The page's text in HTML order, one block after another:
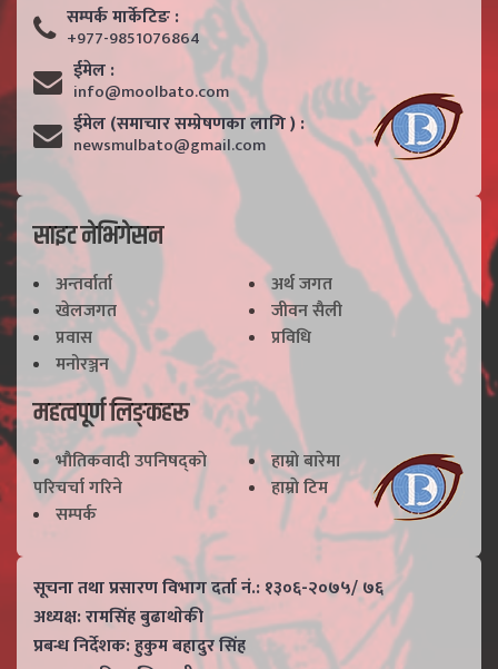
सम्पर्क मार्केटिङ :
+977-9851076864
ईमेल :
info@moolbato.com
ईमेल (समाचार सम्प्रेषणका लागि ) :
newsmulbato@gmail.com
साइट नेभिगेसन
अन्तर्वार्ता
अर्थ जगत
खेलजगत
जीवन सैली
प्रवास
प्रविधि
मनोरञ्जन
महत्वपूर्ण लिङ्कहरू
भाैतिकवादी उपनिषद्काे
परिचर्चा गरिने
हाम्राे बारेमा
हाम्राे टिम
सम्पर्क
सूचना तथा प्रसारण विभाग दर्ता नं.: १३०६-२०७५/ ७६
अध्यक्ष: रामसिंह बुढाथाेकी
प्रबन्ध निर्देशक: हुकुम बहादुर सिंह